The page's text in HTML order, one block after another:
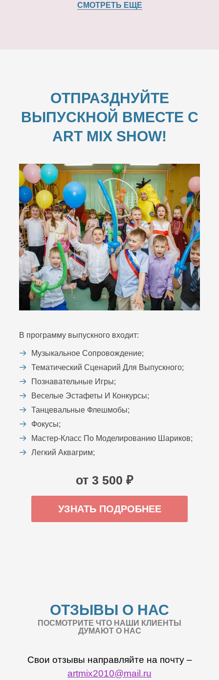
СМОТРЕТЬ ЕЩЕ
ОТПРАЗДНУЙТЕ
ВЫПУСКНОЙ ВМЕСТЕ С
ART MIX SHOW!
В программу выпускного входит:
Музыкальное Сопровождение;
Тематический Сценарий Для Выпускного;
Познавательные Игры;
Веселые Эстафеты И Конкурсы;
Танцевальные Флешмобы;
Фокусы;
Мастер-Класс По Моделированию Шариков;
Легкий Аквагрим;
от 3 500 ₽
УЗНАТЬ ПОДРОБНЕЕ
ОТЗЫВЫ О НАС
ПОСМОТРИТЕ ЧТО НАШИ КЛИЕНТЫ
ДУМАЮТ О НАС
Свои отзывы направляйте на почту –
artmix2010@mail.ru